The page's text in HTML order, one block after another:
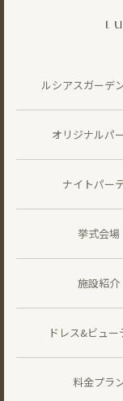
ルシアスガーデ
オリジナルパ
ナイトパー
挙式会場
施設紹介
ドレス&ビュー
料金プラ